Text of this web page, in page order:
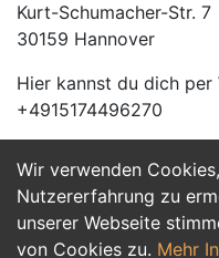
Wir verwenden
Nutzererfahrung zu
unserer Webseite
von Cookies zu. Mehr
Kurt-Schumacher-Str. 7
30159 Hannover
Hier kannst du dich
+4915174496270